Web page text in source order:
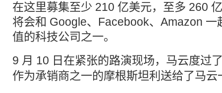
在这里募集至少 210 亿美元，至多 260
将会和 Google、Facebook、Amazon 一
值的科技公司之一。
9 月 10 日在紧张的路演现场， 马云度过
作为承销商之一的摩根斯坦利送给了马云